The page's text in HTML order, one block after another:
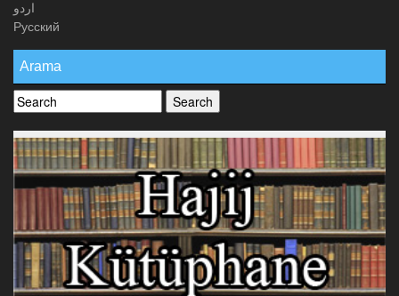
اردو
Русский
Arama